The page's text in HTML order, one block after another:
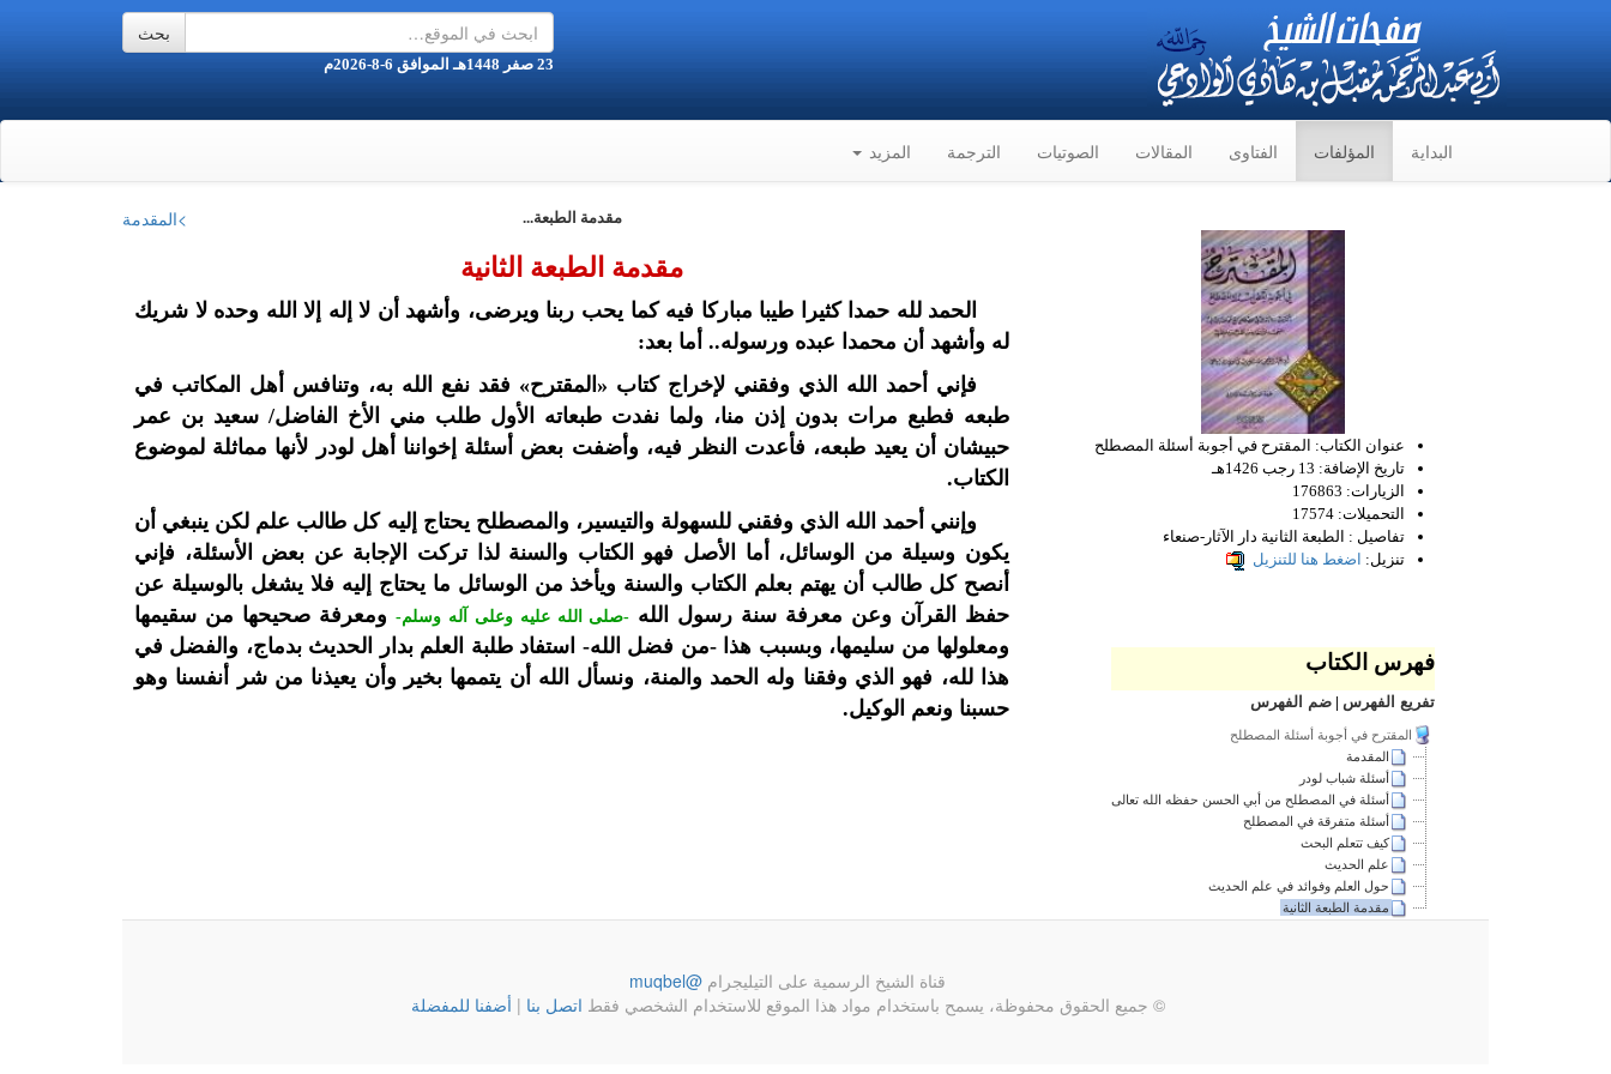
23 صفر 1448هـ الموافق 6-8-2026م
البداية المؤلفات الفتاوى المقالات الصوتيات الترجمة المزيد
مقدمة الطبعة... >المقدمة
مقدمة الطبعة الثانية
الحمد لله حمدا كثيرا طيبا مباركا فيه كما يحب ربنا ويرضى، وأشهد أن لا إله إلا الله وحده لا شريك
له وأشهد أن محمدا عبده ورسوله.. أما بعد:
فإني أحمد الله الذي وفقني لإخراج كتاب «المقترح» فقد نفع الله به، وتنافس أهل المكاتب في
طبعه فطبع مرات بدون إذن منا، ولما نفدت طبعاته الأول طلب مني الأخ الفاضل/ سعيد بن عمر
حبيشان أن يعيد طبعه، فأعدت النظر فيه، وأضفت بعض أسئلة إخواننا أهل لودر لأنها مماثلة لموضوع
الكتاب.
وإنني أحمد الله الذي وفقني للسهولة والتيسير، والمصطلح يحتاج إليه كل طالب علم لكن ينبغي أن
يكون وسيلة من الوسائل، أما الأصل فهو الكتاب والسنة لذا تركت الإجابة عن بعض الأسئلة، فإني
أنصح كل طالب أن يهتم بعلم الكتاب والسنة ويأخذ من الوسائل ما يحتاج إليه فلا يشغل بالوسيلة عن
حفظ القرآن وعن معرفة سنة رسول الله -صلى الله عليه وعلى آله وسلم- ومعرفة صحيحها من سقيمها
ومعلولها من سليمها، وبسبب هذا -من فضل الله- استفاد طلبة العلم بدار الحديث بدماج، والفضل في
هذا لله، فهو الذي وفقنا وله الحمد والمنة، ونسأل الله أن يتممها بخير وأن يعيذنا من شر أنفسنا وهو
حسبنا ونعم الوكيل.
عنوان الكتاب: المقترح في أجوبة أسئلة المصطلح
تاريخ الإضافة: 13 رجب 1426هـ
الزيارات: 176863
التحميلات: 17574
تفاصيل : الطبعة الثانية دار الآثار-صنعاء
تنزيل: اضغط هنا للتنزيل
فهرس الكتاب
تفريع الفهرس | ضم الفهرس
المقترح في أجوبة أسئلة المصطلح
المقدمة
أسئلة شباب لودر
أسئلة في المصطلح من أبي الحسن حفظه الله تعالى
أسئلة متفرقة في المصطلح
كيف تتعلم البحث
علم الحديث
حول العلم وفوائد في علم الحديث
مقدمة الطبعة الثانية
قناة الشيخ الرسمية على التيليجرام @muqbel
© جميع الحقوق محفوظة، يسمح باستخدام مواد هذا الموقع للاستخدام الشخصي فقط اتصل بنا | أضفنا للمفضلة